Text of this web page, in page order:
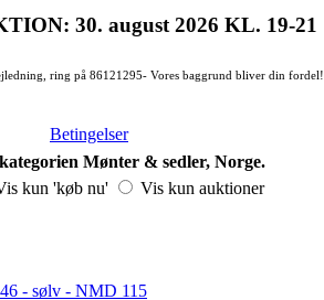
30. august 2026 KL. 19-21
ring på 86121295- Vores baggrund bliver din fordel!
Betingelser
Mønter & sedler, Norge.
kun 'køb nu'
Vis kun auktioner
- sølv - NMD 115